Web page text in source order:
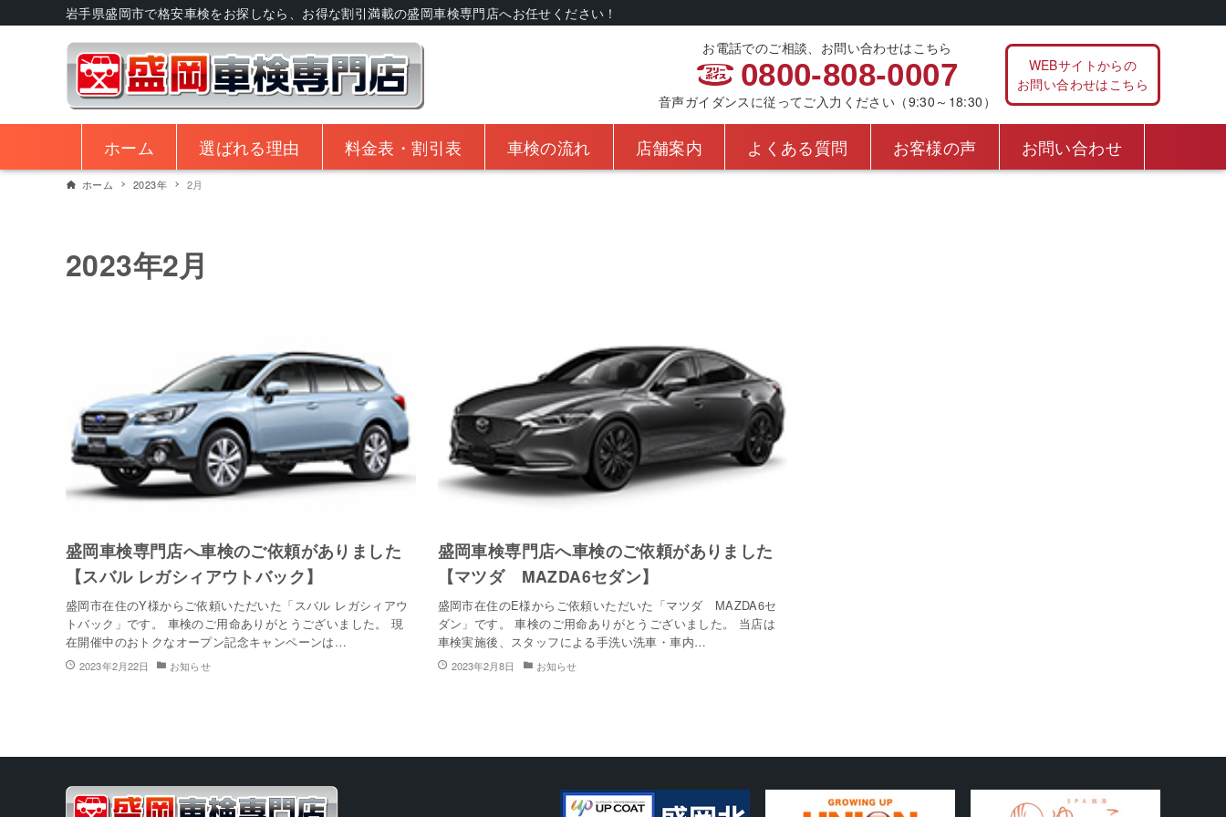
岩手県盛岡市で格安車検をお探しなら、お得な割引満載の盛岡車検専門店へお任せください！
お電話でのご相談、お問い合わせはこちら
0800-808-0007
音声ガイダンスに従ってご入力ください（9:30～18:30）
WEBサイトからの
お問い合わせはこちら
ホーム 選ばれる理由 料金表・割引表 車検の流れ 店舗案内 よくある質問 お客様の声 お問い合わせ
ホーム 2023年 2月
2023年2月
盛岡車検専門店へ車検のご依頼がありました
【スバル レガシィアウトバック】
盛岡市在住のY様からご依頼いただいた「スバル レガシィアウ
トバック」です。 車検のご用命ありがとうございました。 現
在開催中のおトクなオープン記念キャンペーンは…
2023年2月22日 お知らせ
盛岡車検専門店へ車検のご依頼がありました
【マツダ MAZDA6セダン】
盛岡市在住のE様からご依頼いただいた「マツダ MAZDA6セ
ダン」です。 車検のご用命ありがとうございました。 当店は
車検実施後、スタッフによる手洗い洗車・車内…
2023年2月8日 お知らせ